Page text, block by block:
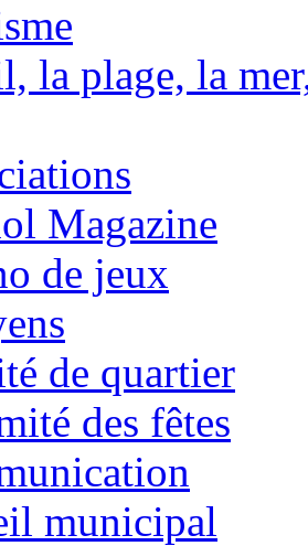
la plage, la
Magazine
de jeux
de quartier
des fêtes
municipal